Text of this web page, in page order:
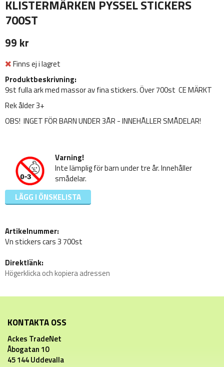
KLISTERMÄRKEN PYSSEL STICKERS
700ST
99 kr
Finns ej i lagret
Produktbeskrivning:
9st fulla ark med massor av fina stickers. Över 700st CE MÄRKT
Rek ålder 3+
OBS! INGET FÖR BARN UNDER 3ÅR - INNEHÅLLER SMÅDELAR!
Varning!
Inte lämplig för barn under tre år. Innehåller
smådelar.
LÄGG I ÖNSKELISTA
Artikelnummer:
Vn stickers cars 3 700st
Direktlänk:
Högerklicka och kopiera adressen
KONTAKTA OSS
Ackes TradeNet
Åbogatan 10
45 144 Uddevalla